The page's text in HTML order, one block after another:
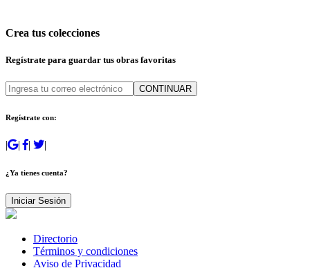
Crea tus colecciones
Regístrate para guardar tus obras favoritas
CONTINUAR
Regístrate con:
| | | |
¿Ya tienes cuenta?
Iniciar Sesión
Directorio
Términos y condiciones
Aviso de Privacidad